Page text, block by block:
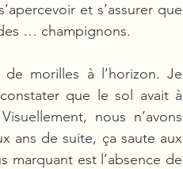
et s’assurer que
… champignons.
de morilles à l’horizon. Je
que le sol avait à
nous n’avons
ans de suite, ça saute aux
marquant est l’absence de